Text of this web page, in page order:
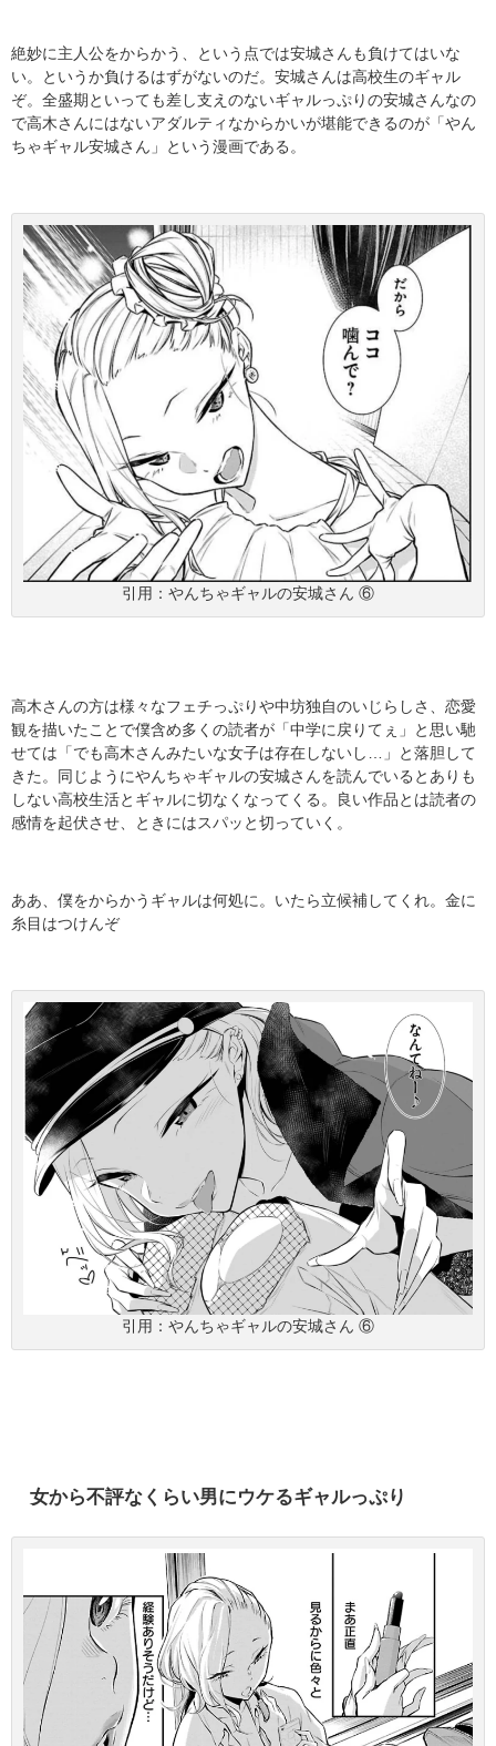
絶妙に主人公をからかう、という点では安城さんも負けてはいな
い。というか負けるはずがないのだ。安城さんは高校生のギャル
ぞ。全盛期といっても差し支えのないギャルっぷりの安城さんなの
で高木さんにはないアダルティなからかいが堪能できるのが「やん
ちゃギャル安城さん」という漫画である。
引用：やんちゃギャルの安城さん ⑥
高木さんの方は様々なフェチっぷりや中坊独自のいじらしさ、恋愛
観を描いたことで僕含め多くの読者が「中学に戻りてぇ」と思い馳
せては「でも高木さんみたいな女子は存在しないし…」と落胆して
きた。同じようにやんちゃギャルの安城さんを読んでいるとありも
しない高校生活とギャルに切なくなってくる。良い作品とは読者の
感情を起伏させ、ときにはスパッと切っていく。
ああ、僕をからかうギャルは何処に。いたら立候補してくれ。金に
糸目はつけんぞ
引用：やんちゃギャルの安城さん ⑥
女から不評なくらい男にウケるギャルっぷり